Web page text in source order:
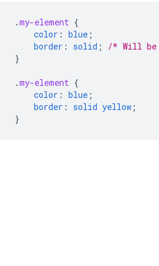
.my-element {
color : blue ;
border : solid ;
/* Will be
}
.my-element {
color : blue ;
border : solid yellow ;
}